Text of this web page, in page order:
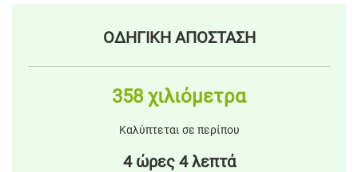
ΟΔΗΓΙΚΗ ΑΠΟΣΤΑΣΗ
358 χιλιόμετρα
Καλύπτεται σε περίπου
4 ώρες 4 λεπτά